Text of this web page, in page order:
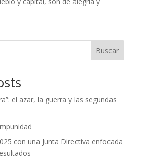
Buscar
el azar, la guerra y las segundas
con una Junta Directiva enfocada